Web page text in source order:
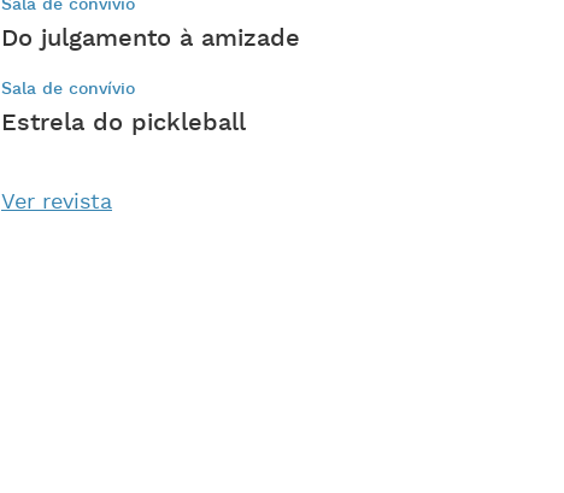
Sala de convívio
Do julgamento à amizade
Sala de convívio
Estrela do pickleball
Ver revista